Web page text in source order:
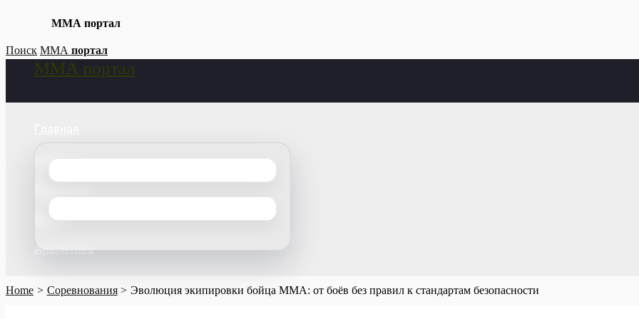
ММА портал
Skip
Поиск ММА портал
ММА портал
Новости
Бойцы
Аналитика
Home Соревнования Эволюция экипировки бойца ММА: от боёв без правил к стандартам безопасности